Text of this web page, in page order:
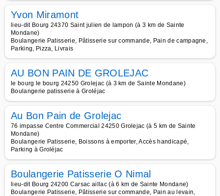
Yvon Miramont
lieu-dit Bourg 24370 Saint julien de lampon (à 3 km de Sainte
Mondane)
Boulangerie Patisserie, Pâtisserie sur commande, Pain de campagne,
Parking, Pizza, Livrais
AU BON PAIN DE GROLEJAC
le bourg le bourg 24250 Grolejac (à 3 km de Sainte Mondane)
Boulangerie patisserie à Groléjac
Au Bon Pain de Grolejac
76 impasse Centre Commercial 24250 Grolejac (à 5 km de Sainte
Mondane)
Boulangerie Patisserie, Boissons à emporter, Accès handicapé,
Parking à Groléjac
Boulangerie Patisserie O Nimal
lieu-dit Bourg 24200 Carsac aillac (à 6 km de Sainte Mondane)
Boulangerie Patisserie, Pâtisserie sur commande, Pain au levain,